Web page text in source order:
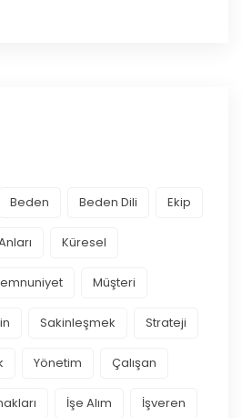
Beden Beden Dili Ekip
Küresel
Müşteri
Sakinleşmek Strateji
Yönetim Çalışan
İşe Alım İşveren